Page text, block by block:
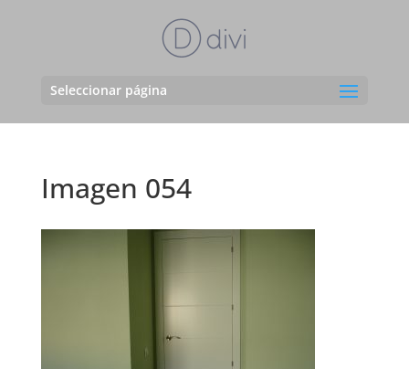
Seleccionar página
Imagen 054